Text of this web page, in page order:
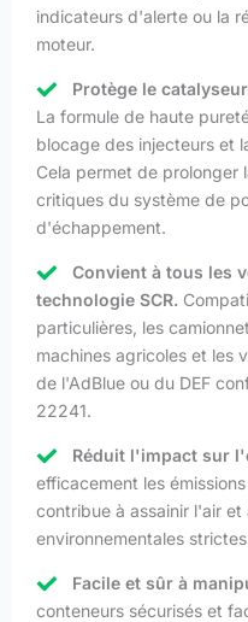
indicateurs d'alerte ou la
moteur.
Protège le
La formule de haute
blocage des injecteurs et
Cela permet de prolonger
critiques du système de
d'échappement.
Convient à tous les
technologie SCR.
particulières, les
machines agricoles et les
de l'AdBlue ou du DEF
22241.
Réduit l'impact sur
efficacement les
contribue à assainir l'air
environnementales
Facile et sûr à
conteneurs sécurisés et